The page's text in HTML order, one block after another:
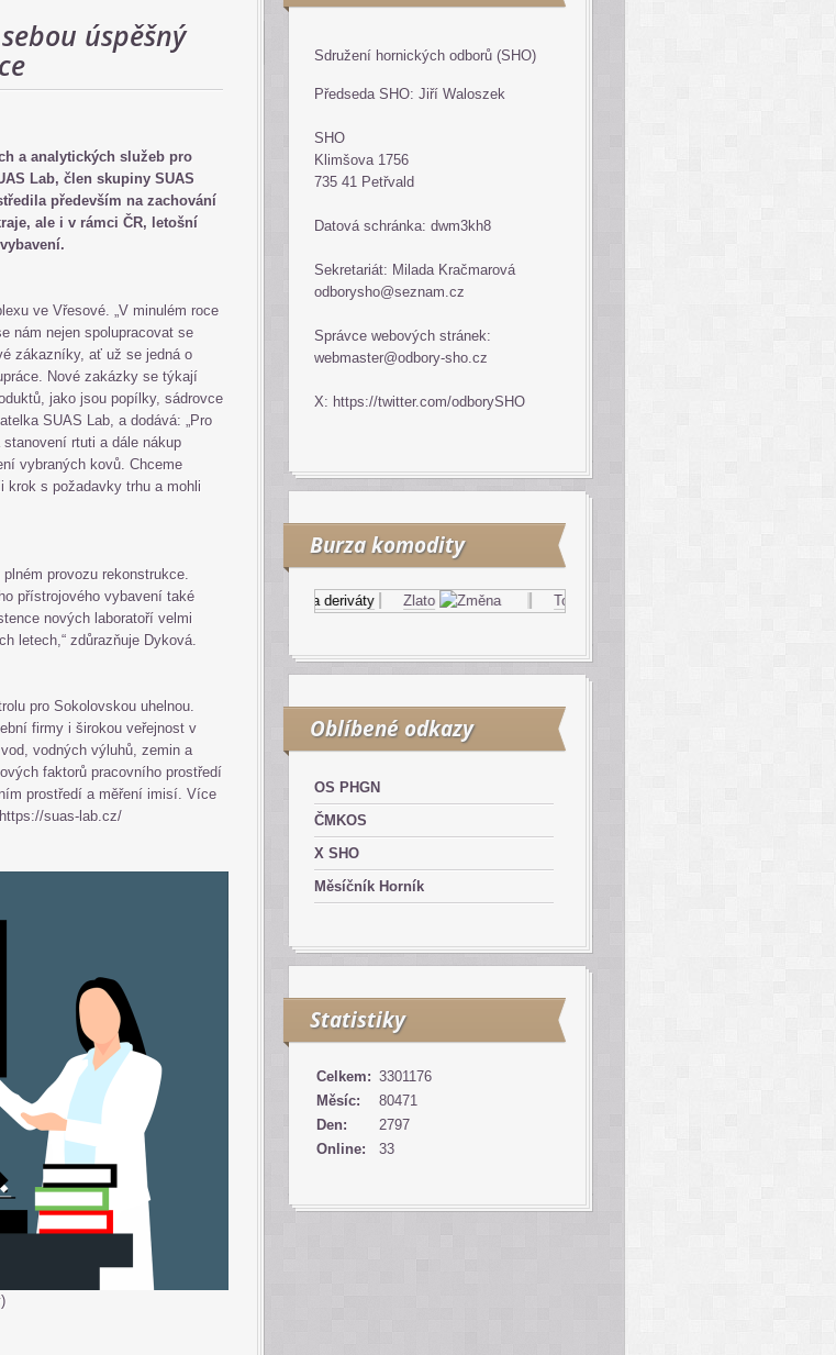
úspěšný
a analytických služeb pro
Lab, člen skupiny SUAS
především na zachování
ale i v rámci ČR, letošní
ve Vřesové. „V minulém roce
nám nejen spolupracovat se
zákazníky, ať už se jedná o
Nové zakázky se týkají
jako jsou popílky, sádrovce
SUAS Lab, a dodává: „Pro
stanovení rtuti a dále nákup
vybraných kovů. Chceme
krok s požadavky trhu a mohli
provozu rekonstrukce.
přístrojového vybavení také
nových laboratoří velmi
letech,“ zdůrazňuje Dyková.
pro Sokolovskou uhelnou.
firmy i širokou veřejnost v
vodných výluhů, zemin a
faktorů pracovního prostředí
prostředí a měření imisí. Více
suas-lab.cz/
Sdružení hornických odborů (SHO)
Předseda SHO: Jiří Waloszek
SHO
Klimšova 1756
735 41 Petřvald
Datová schránka: dwm3kh8
Sekretariát: Milada Kračmarová
odborysho@seznam.cz
Správce webových stránek:
webmaster@odbory-sho.cz
X: https://twitter.com/odborySHO
Burza komodity
Kurzy.cz Komodity a deriváty Zlato Topný olej
Oblíbené odkazy
OS PHGN
ČMKOS
X SHO
Měsíčník Horník
Statistiky
Online: 33
Celkem: 3301176
Měsíc:
80471
Den:
2797